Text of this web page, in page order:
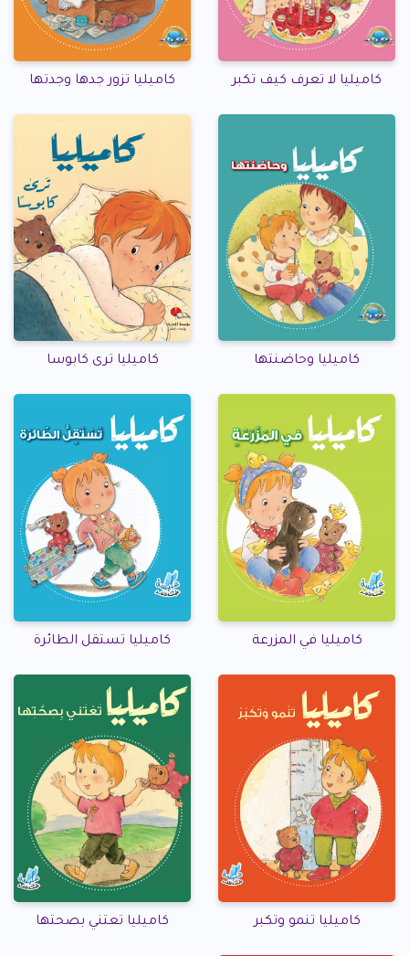
كاميليا لا تعرف كيف تكبر كاميليا تزور جدها وجدتها
كاميليا وحاضنتها كاميليا ترى كابوسا
كاميليا في المزرعة كاميليا تستقل الطائرة
كاميليا تنمو وتكبر كاميليا تعتني بصحتها